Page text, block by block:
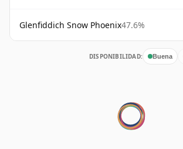
Glenfiddich Snow Phoenix47.6%
DISPONIBILIDAD: Buena